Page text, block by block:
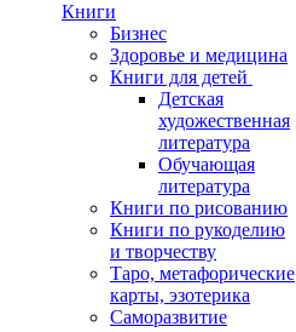
Книги
Бизнес
Здоровье и медицина
Книги для детей
Детская
художественная
литература
Обучающая
литература
Книги по рисованию
Книги по рукоделию
и творчеству
Таро, метафорические
карты, эзотерика
Саморазвитие